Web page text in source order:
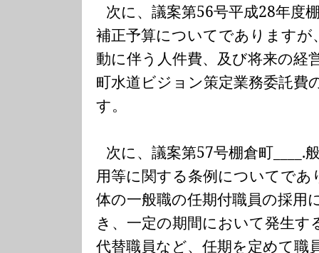
次に、議案第56号平成28年度
補正予算についてでありますが
動に伴う人件費、及び将来の経
町水道ビジョン策定業務委託費
す。
次に、議案第57号棚倉町 ____.
用等に関する条例についてであ
体の一般職の任期付職員の採用
き、一定の期間において発生す
代替職員など、任期を定めて職